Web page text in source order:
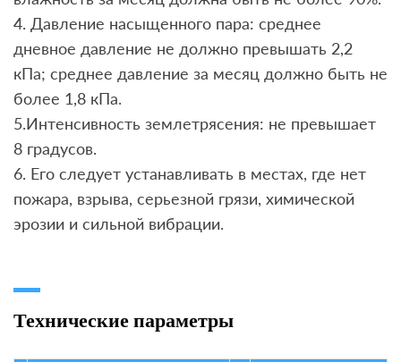
4. Давление насыщенного пара: среднее
дневное давление не должно превышать 2,2
кПа; среднее давление за месяц должно быть не
более 1,8 кПа.
5.Интенсивность землетрясения: не превышает
8 градусов.
6. Его следует устанавливать в местах, где нет
пожара, взрыва, серьезной грязи, химической
эрозии и сильной вибрации.
Технические параметры